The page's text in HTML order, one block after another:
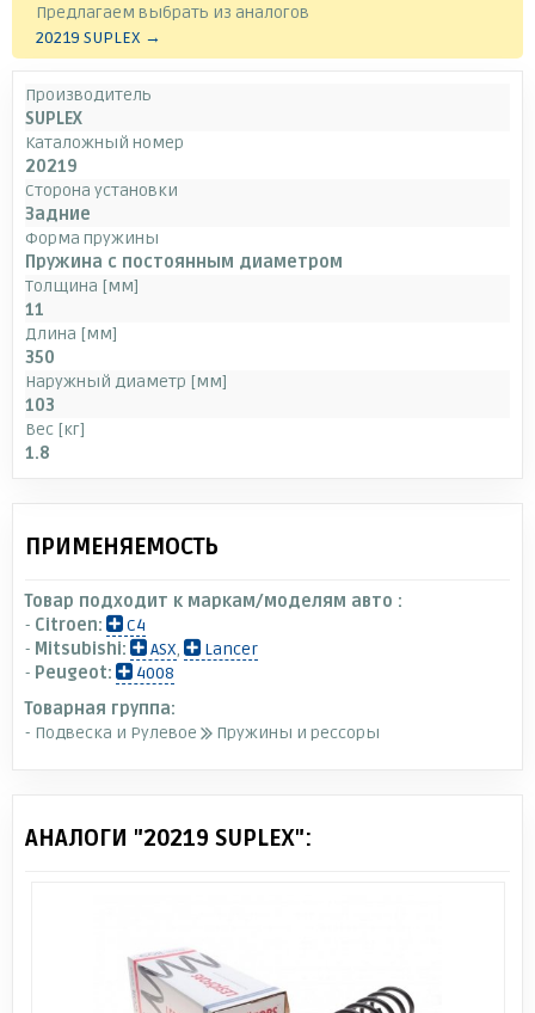
Предлагаем выбрать из аналогов
20219 SUPLEX →
Производитель
SUPLEX
Каталожный номер
20219
Сторона установки
Задние
Форма пружины
Пружина с постоянным диаметром
Толщина [мм]
11
Длина [мм]
350
Наружный диаметр [мм]
103
Вес [кг]
1.8
ПРИМЕНЯЕМОСТЬ
Товар подходит к маркам/моделям авто :
- Citroen:
C4
- Mitsubishi: ASX,
Lancer
- Peugeot:
4008
Товарная группа:
- Подвеска и Рулевое
Пружины и рессоры
АНАЛОГИ "20219 SUPLEX":